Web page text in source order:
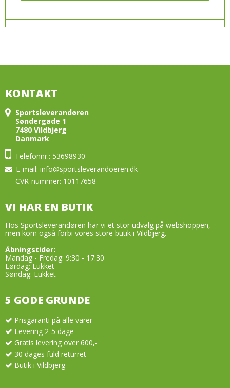
KONTAKT
Sportsleverandøren
Søndergade 1
7480 Vildbjerg
Danmark
Telefonnr.: 53698930
E-mail: info@sportsleverandoeren.dk
CVR-nummer: 10117658
VI HAR EN BUTIK
Hos Sportsleverandøren har vi et stor udvalg på webshoppen,
men kom også forbi vores store butik i Vildbjerg.
Åbningstider:
Mandag - Fredag: 9:30 - 17:30
Lørdag: Lukket
Søndag: Lukket
5 GODE GRUNDE
Prisgaranti på alle varer
Levering 2-5 dage
Gratis levering over 600,-
30 dages fuld returret
Butik i Vildbjerg